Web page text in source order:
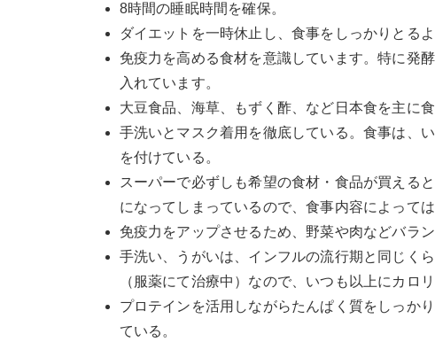
8時間の睡眠時間を確保。
ダイエットを一時休止し、食事をしっかりとるよ
免疫力を高める食材を意識しています。特に発
入れています。
大豆食品、海草、もずく酢、など日本食を主に
手洗いとマスク着用を徹底している。食事は、
を付けている。
スーパーで必ずしも希望の食材・食品が買える
になってしまっているので、食事内容によって
免疫力をアップさせるため、野菜や肉などバラ
手洗い、うがいは、インフルの流行期と同じく
（服薬にて治療中）なので、いつも以上にカロ
プロテインを活用しながらたんぱく質をしっか
ている。